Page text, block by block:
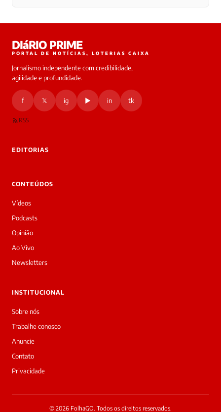
DIáRIO PRIME
PORTAL DE NOTÍCIAS, LOTERIAS CAIXA
Jornalismo independente com credibilidade,
agilidade e profundidade.
f 𝕏 ig ▶ in tk
RSS
EDITORIAS
CONTEÚDOS
Vídeos
Podcasts
Opinião
Ao Vivo
Newsletters
INSTITUCIONAL
Sobre nós
Trabalhe conosco
Anuncie
Contato
Privacidade
© 2026 FolhaGO. Todos os direitos reservados.